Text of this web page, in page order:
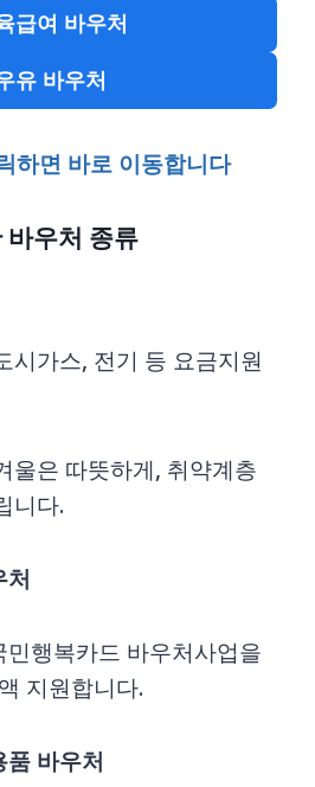
급여 바우처
유 바우처
하면 바로 이동합니다
우처 종류
시가스, 전기 등 요금지원
울은 따뜻하게, 취약계층
니다.
행복카드 바우처사업을
지원합니다.
바우처